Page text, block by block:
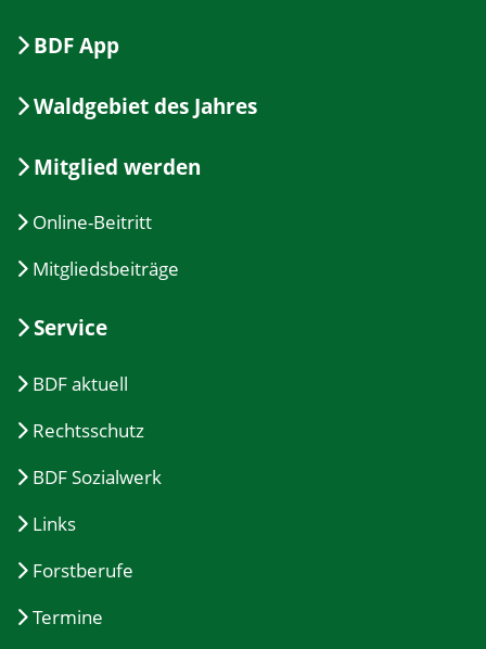
BDF App
Waldgebiet des Jahres
Mitglied werden
Online-Beitritt
Mitgliedsbeiträge
Service
BDF aktuell
Rechtsschutz
BDF Sozialwerk
Links
Forstberufe
Termine